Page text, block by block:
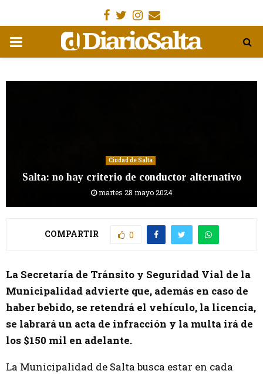
Facebook
Gorjeo
Instagram
Email
MENÚ
Ciudad de Salta
Salta: no hay criterio de conductor alternativo
martes 28 mayo 2024
COMPARTIR 0
La Secretaría de Tránsito y Seguridad Vial de la
Municipalidad advierte que, además en caso de
haber bebido, se retendrá el vehículo, la licencia,
se labrará un acta de infracción y la multa irá de
los $150 mil en adelante.
La Municipalidad de Salta busca estar en cada